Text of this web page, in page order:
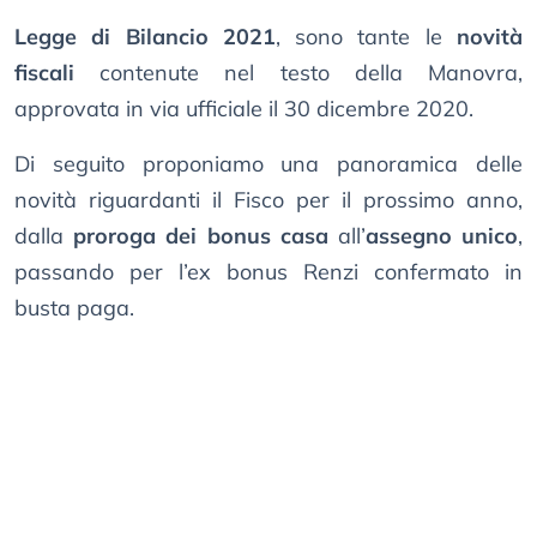
Legge di Bilancio 2021, sono tante le novità
fiscali contenute nel testo della Manovra,
approvata in via ufficiale il 30 dicembre 2020.
Di seguito proponiamo una panoramica delle
novità riguardanti il Fisco per il prossimo anno,
dalla proroga dei bonus casa all’assegno unico,
passando per l’ex bonus Renzi confermato in
busta paga.